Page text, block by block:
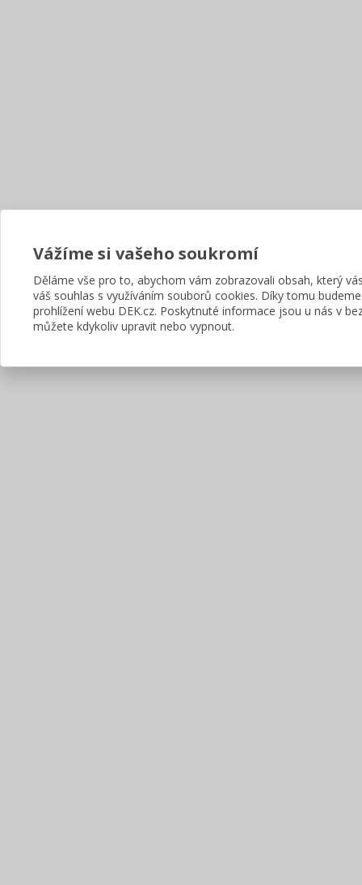
Vážíme si vašeho soukromí
Děláme vše pro to, abychom vám zobrazovali obsah, který
váš souhlas s využíváním souborů cookies. Díky tomu
prohlížení webu DEK.cz. Poskytnuté informace jsou u nás v
můžete kdykoliv upravit nebo vypnout.